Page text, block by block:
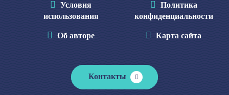
Условия
использования
Об авторе
Политика
конфиденциальности
Карта сайта
Контакты